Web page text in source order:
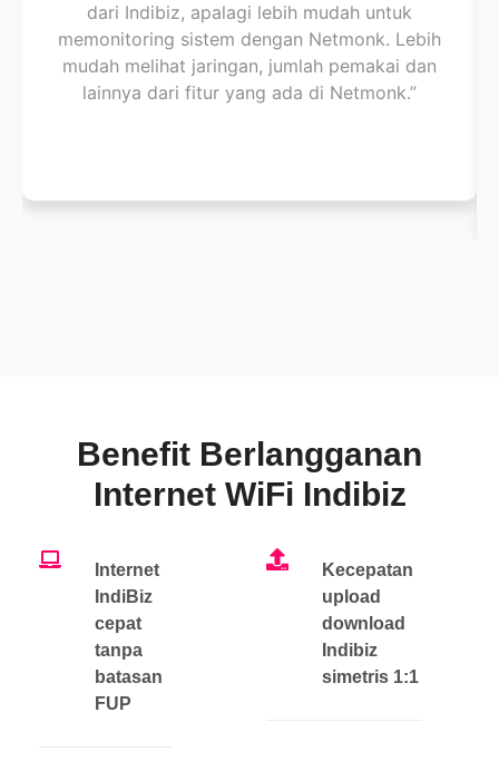
dari Indibiz, apalagi lebih mudah untuk
memonitoring sistem dengan Netmonk. Lebih
mudah melihat jaringan, jumlah pemakai dan
lainnya dari fitur yang ada di Netmonk.”
Benefit Berlangganan
Internet WiFi Indibiz
Internet
IndiBiz
cepat
tanpa
batasan
FUP
Kecepatan
upload
download
Indibiz
simetris 1:1